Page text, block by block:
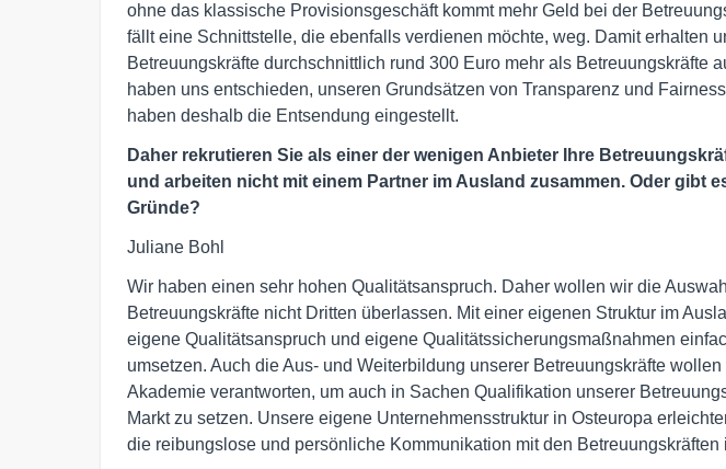
ohne das klassische Provisionsgeschäft kommt mehr Geld bei der
fällt eine Schnittstelle, die ebenfalls verdienen möchte, weg. Damit erhalten
Betreuungskräfte durchschnittlich rund 300 Euro mehr als Betreuungskräfte
haben uns entschieden, unseren Grundsätzen von Transparenz und
haben deshalb die Entsendung eingestellt.
Daher rekrutieren Sie als einer der wenigen Anbieter Ihre
und arbeiten nicht mit einem Partner im Ausland zusammen. Oder gibt
Gründe?
Juliane Bohl
Wir haben einen sehr hohen Qualitätsanspruch. Daher wollen wir die
Betreuungskräfte nicht Dritten überlassen. Mit einer eigenen Struktur im
eigene Qualitätsanspruch und eigene Qualitätssicherungsmaßnahmen
umsetzen. Auch die Aus- und Weiterbildung unserer Betreuungskräfte
Akademie verantworten, um auch in Sachen Qualifikation unserer
Markt zu setzen. Unsere eigene Unternehmensstruktur in Osteuropa
die reibungslose und persönliche Kommunikation mit den Betreuungskräften